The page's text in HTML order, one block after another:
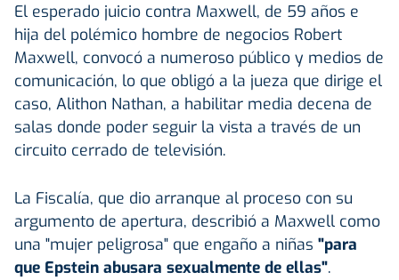
El esperado juicio contra Maxwell, de 59 años e
hija del polémico hombre de negocios Robert
Maxwell, convocó a numeroso público y medios de
comunicación, lo que obligó a la jueza que dirige el
caso, Alithon Nathan, a habilitar media decena de
salas donde poder seguir la vista a través de un
circuito cerrado de televisión.
La Fiscalía, que dio arranque al proceso con su
argumento de apertura, describió a Maxwell como
una "mujer peligrosa" que engaño a niñas "para
que Epstein abusara sexualmente de ellas".